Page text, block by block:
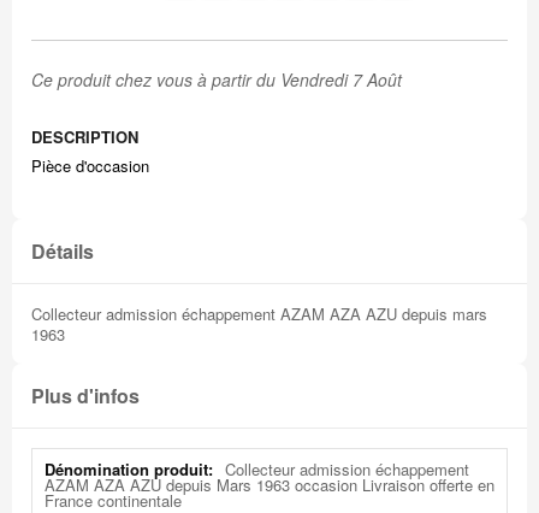
Ce produit chez vous à partir du Vendredi 7 Août
DESCRIPTION
Pièce d'occasion
Détails
Collecteur admission échappement AZAM AZA AZU depuis mars
1963
Plus d'infos
Plus
d'infos
Collecteur admission échappement
AZAM AZA AZU depuis Mars 1963 occasion Livraison offerte en
France continentale